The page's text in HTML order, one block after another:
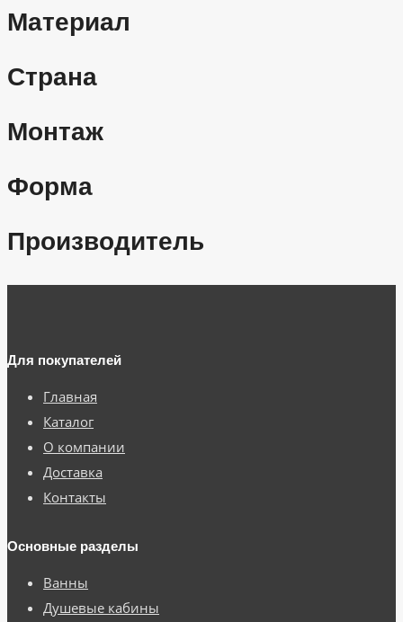
Материал
Страна
Монтаж
Форма
Производитель
Для покупателей
Главная
Каталог
О компании
Доставка
Контакты
Основные разделы
Ванны
Душевые кабины